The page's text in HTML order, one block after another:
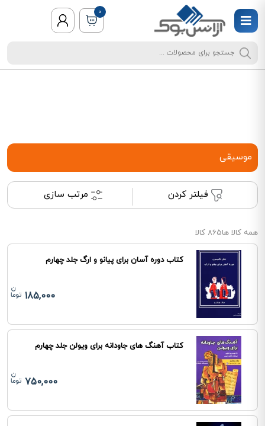
0
موسیقی
همه کالا ها865 کالا
کتاب دوره آسان برای پیانو و ارگ جلد چهارم
185,000
کتاب آهنگ های جاودانه برای ویولن جلد چهارم
750,000